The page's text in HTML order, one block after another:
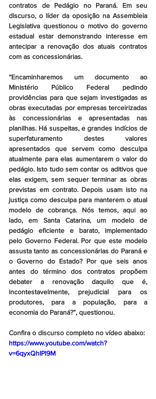
contratos de Pedágio no Paraná. Em seu
discurso, o líder da oposição na Assembleia
Legislativa questionou o motivo do governo
estadual estar demonstrando interesse em
antecipar a renovação dos atuais contratos
com as concessionárias.
“Encaminharemos um documento ao
Ministério Público Federal pedindo
providências para que sejam investigadas as
obras executadas por empresas terceirizadas
às concessionárias e apresentadas nas
planilhas. Há suspeitas, e grandes indícios de
superfaturamento destes valores
apresentados que servem como desculpa
atualmente para elas aumentarem o valor do
pedágio. Isto tudo sem contar os aditivos que
elas exigem, sem sequer terminar as obras
previstas em contrato. Depois usam isto na
justiça como desculpa para manterem o atual
modelo de cobrança. Nós temos, aqui ao
lado, em Santa Catarina, um modelo de
pedágio eficiente e barato, implementado
pelo Governo Federal. Por que este modelo
assusta tanto as concessionárias do Paraná e
o Governo do Estado? Por que seis anos
antes do término dos contratos propõem
debater a renovação daquilo que é,
incontestavelmente, prejudicial para os
produtores, para a população, para a
economia do Paraná?”, questionou.
Confira o discurso completo no vídeo abaixo:
https://www.youtube.com/watch?
v=6qyxQhIPl9M